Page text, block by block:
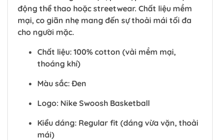
động thể thao hoặc streetwear. Chất liệu mềm
mại, co giãn nhẹ mang đến sự thoải mái tối đa
cho người mặc.
Chất liệu: 100% cotton (vải mềm mại,
thoáng khí)
Màu sắc: Đen
Logo: Nike Swoosh Basketball
Kiểu dáng: Regular fit (dáng vừa vặn, thoải
mái)